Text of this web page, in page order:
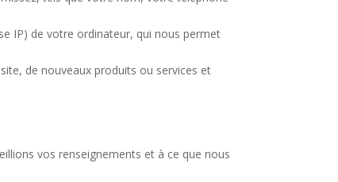
IP) de votre ordinateur, qui nous permet
de nouveaux produits ou services et
vos renseignements et à ce que nous